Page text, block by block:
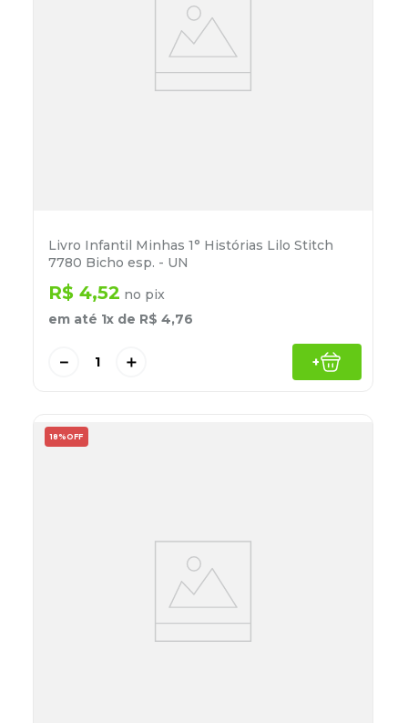
Livro Infantil Minhas 1° Histórias Lilo Stitch
7780 Bicho esp. - UN
R$ 4,52 no pix
em até 1x de R$ 4,76
＋
－ +
18% OFF